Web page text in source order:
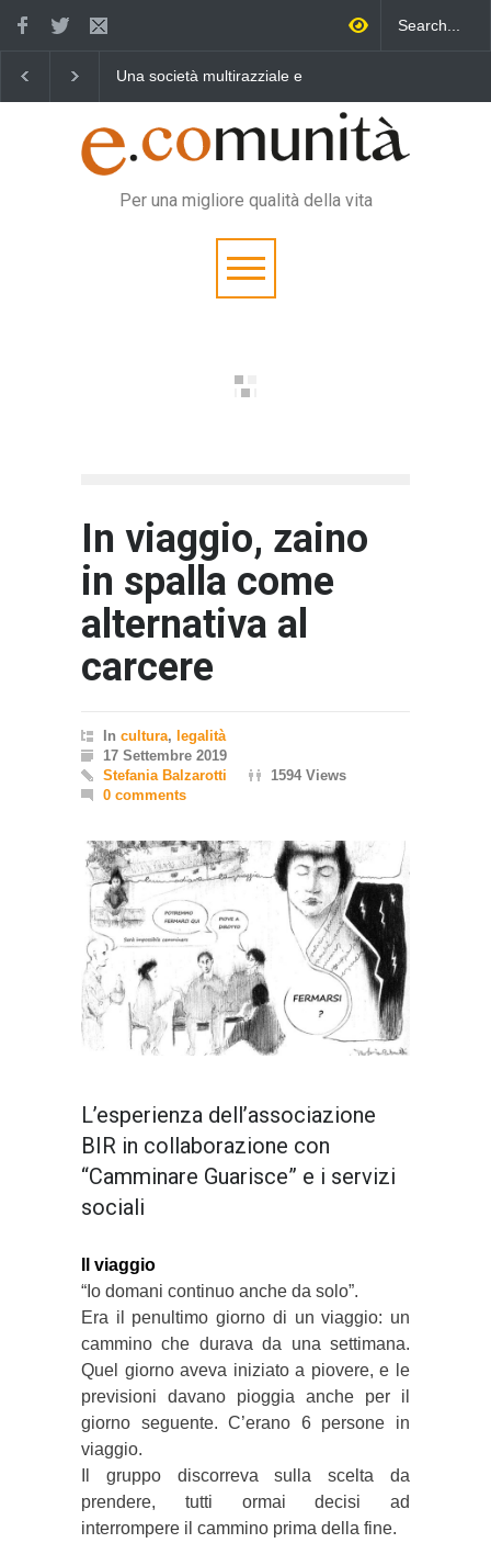
Benedetta primavera,
Per una migliore qualità della vita
In viaggio, zaino
in spalla come
alternativa al
carcere
In cultura, legalità
17 Settembre 2019
Stefania Balzarotti
1594 Views
0 comments
L’esperienza dell’associazione
BIR in collaborazione con
“Camminare Guarisce” e i servizi
sociali
Il viaggio
“Io domani continuo anche da solo”.
Era il penultimo giorno di un viaggio: un
cammino che durava da una settimana.
Quel giorno aveva iniziato a piovere, e le
previsioni davano pioggia anche per il
giorno seguente. C’erano 6 persone in
viaggio.
Il gruppo discorreva sulla scelta da
prendere, tutti ormai decisi ad
interrompere il cammino prima della fine.